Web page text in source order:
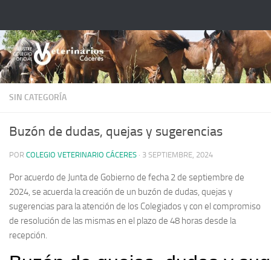
SIN CATEGORÍA
Buzón de dudas, quejas y sugerencias
POR COLEGIO VETERINARIO CÁCERES · 3 SEPTIEMBRE, 2024
Por acuerdo de Junta de Gobierno de fecha 2 de septiembre de
2024, se acuerda la creación de un buzón de dudas, quejas y
sugerencias para la atención de los Colegiados y con el compromiso
de resolución de las mismas en el plazo de 48 horas desde la
recepción.